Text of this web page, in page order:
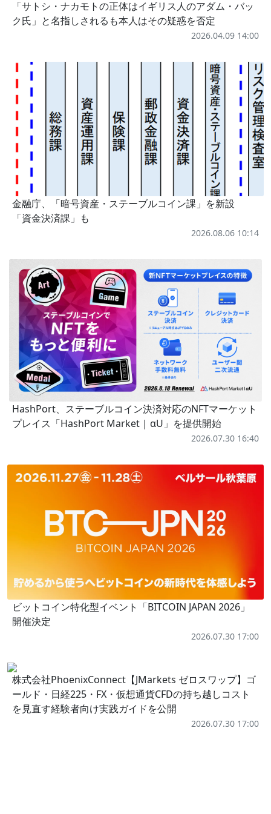
「サトシ・ナカモトの正体はイギリス人のアダム・バッ
ク氏」と名指しされるも本人はその疑惑を否定
2026.04.09 14:00
金融庁、「暗号資産・ステーブルコイン課」を新設
「資金決済課」も
2026.08.06 10:14
HashPort、ステーブルコイン決済対応のNFTマーケット
プレイス「HashPort Market | αU」を提供開始
2026.07.30 16:40
ビットコイン特化型イベント「BITCOIN JAPAN 2026」
開催決定
2026.07.30 17:00
株式会社PhoenixConnect【JMarkets ゼロスワップ】ゴ
ールド・日経225・FX・仮想通貨CFDの持ち越しコスト
を見直す経験者向け実践ガイドを公開
2026.07.30 17:00